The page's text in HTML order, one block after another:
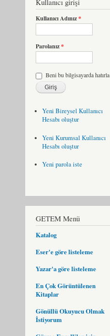
Kullanıcı Adınız*
Parolanız*
Beni bu bilgisayarda hatırla
Yeni Bireysel Kullanıcı
Hesabı oluştur
Yeni Kurumsal Kullanıcı
Hesabı oluştur
Yeni parola iste
GETEM Menü
Katalog
Eser'e göre listeleme
Yazar'a göre listeleme
En Çok Görüntülenen
Kitaplar
Gönüllü Okuyucu Olmak
İstiyorum